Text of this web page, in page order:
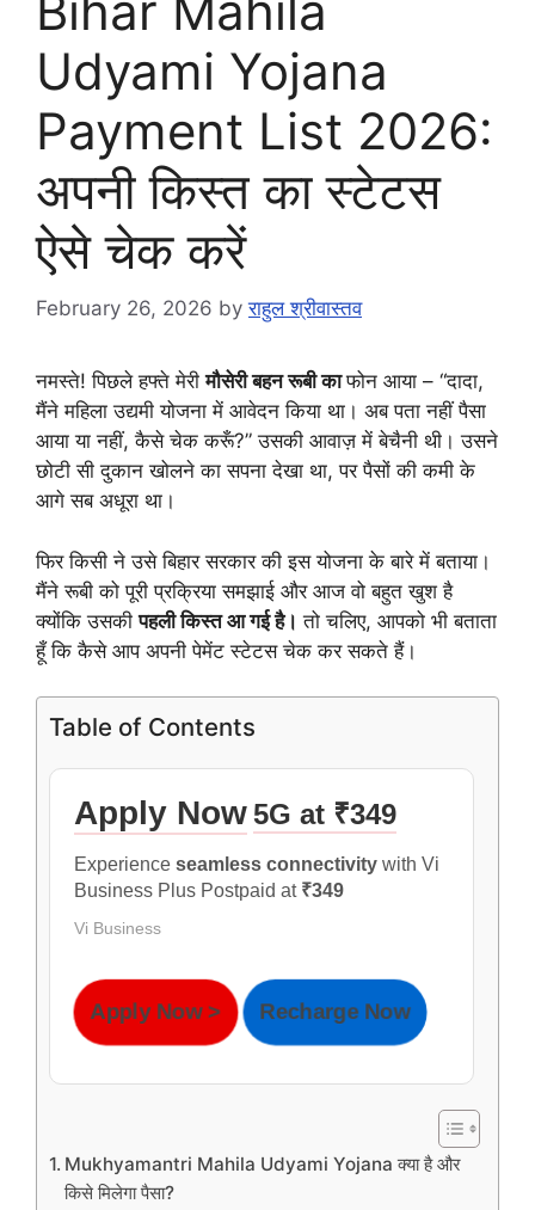
Udyami Yojana
Payment List 2026:
अपनी किस्त का स्टेटस
ऐसे चेक करें
February 26, 2026 byराहुल श्रीवास्तव
नमस्ते! पिछले हफ्ते मेरीमौसेरी बहन रूबी काफोन आया – “दादा,
मैंने महिला उद्यमी योजना में आवेदन किया था। अब पता नहीं पैसा
आया या नहीं, कैसे चेक करूँ?” उसकी आवाज़ में बेचैनी थी। उसने
छोटी सी दुकान खोलने का सपना देखा था, पर पैसों की कमी के
आगे सब अधूरा था।
फिर किसी ने उसे बिहार सरकार की इस योजना के बारे में बताया।
मैंने रूबी को पूरी प्रक्रिया समझाई और आज वो बहुत खुश है
क्योंकि उसकीपहली किस्त आ गई है। तो चलिए, आपको भी बताता
हूँ कि कैसे आप अपनी पेमेंट स्टेटस चेक कर सकते हैं।
Table of Contents
Apply Now5G at ₹349
Experience seamless connectivity with Vi
Business Plus Postpaid at ₹349
Vi Business
Apply Now > Recharge Now
Mukhyamantri Mahila Udyami Yojana क्या है और
किसे मिलेगा पैसा?